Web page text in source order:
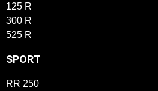
125 R
300 R
525 R
SPORT
RR 250